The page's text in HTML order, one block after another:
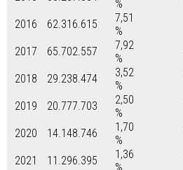
%
2016
62.316.615
7,51
%
2017
65.702.557
7,92
%
2018
29.238.474
3,52
%
2019
20.777.703
2,50
%
2020
14.148.746
1,70
%
2021
11.296.395
1,36